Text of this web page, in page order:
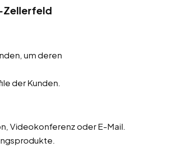
Zellerfeld
um deren
der Kunden.
Videokonferenz oder E-Mail.